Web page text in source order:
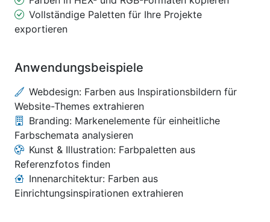
Vollständige Paletten für Ihre Projekte
exportieren
Anwendungsbeispiele
Webdesign: Farben aus Inspirationsbildern für
Website-Themes extrahieren
Branding: Markenelemente für einheitliche
Farbschemata analysieren
Kunst & Illustration: Farbpaletten aus
Referenzfotos finden
Innenarchitektur: Farben aus
Einrichtungsinspirationen extrahieren